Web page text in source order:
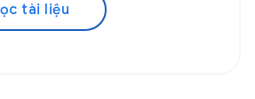
tài liệu